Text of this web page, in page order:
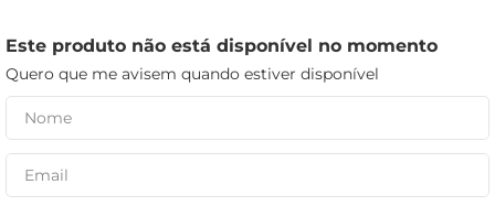
Este produto não está disponível no momento
Quero que me avisem quando estiver disponível
papel higiênico
cerveja